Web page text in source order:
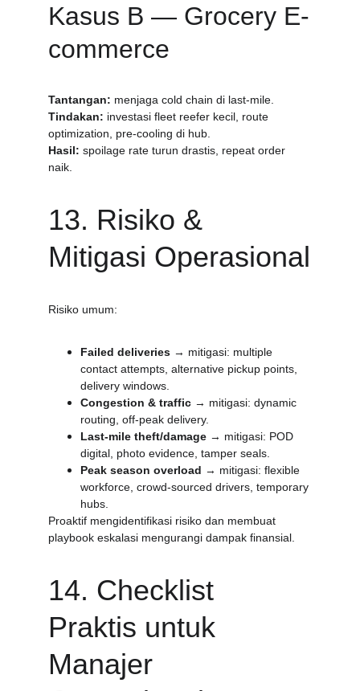
Kasus B — Grocery E-
commerce
Tantangan: menjaga cold chain di last-mile.
Tindakan: investasi fleet reefer kecil, route
optimization, pre-cooling di hub.
Hasil: spoilage rate turun drastis, repeat order
naik.
13. Risiko &
Mitigasi Operasional
Risiko umum:
Failed deliveries → mitigasi: multiple
contact attempts, alternative pickup points,
delivery windows.
Congestion & traffic → mitigasi: dynamic
routing, off-peak delivery.
Last-mile theft/damage → mitigasi: POD
digital, photo evidence, tamper seals.
Peak season overload → mitigasi: flexible
workforce, crowd-sourced drivers, temporary
hubs.
Proaktif mengidentifikasi risiko dan membuat
playbook eskalasi mengurangi dampak finansial.
14. Checklist
Praktis untuk
Manajer